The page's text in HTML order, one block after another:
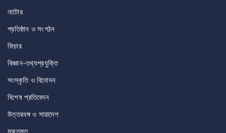
নাটোর
প্রতিষ্ঠান ও সংগঠন
ফিচার
বিজ্ঞান-তথ্যপ্রযুক্তি
সংস্কৃতি ও বিনোদন
বিশেষ প্রতিবেদন
উত্তরবঙ্গ ও সারাদেশ